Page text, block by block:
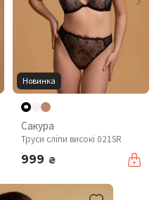
Новинка
Сакура
Труси сліпи високі 021SR
999 ₴